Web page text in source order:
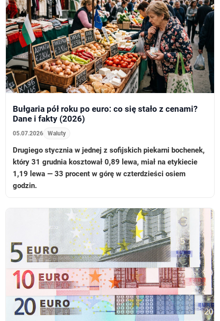
Bułgaria pół roku po euro: co się stało z cenami?
Dane i fakty (2026)
05.07.2026 Waluty
Drugiego stycznia w jednej z sofijskich piekarni bochenek,
który 31 grudnia kosztował 0,89 lewa, miał na etykiecie
1,19 lewa — 33 procent w górę w czterdzieści osiem
godzin.